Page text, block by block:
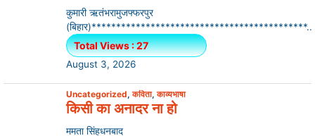
कुमारी ऋतंभरामुजफ्फरपुर
(बिहार)********************************************...
Total Views : 27
August 3, 2026
Uncategorized,कविता,काव्यभाषा
किसी का अनादर ना हो
ममता सिंहधनबाद